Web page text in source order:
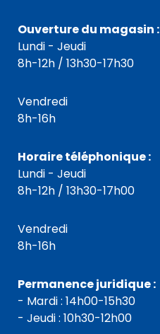
Ouverture du magasin :
Lundi - Jeudi
8h-12h / 13h30-17h30
Vendredi
8h-16h
Horaire téléphonique :
Lundi - Jeudi
8h-12h / 13h30-17h00
Vendredi
8h-16h
Permanence juridique :
- Mardi : 14h00-15h30
- Jeudi : 10h30-12h00